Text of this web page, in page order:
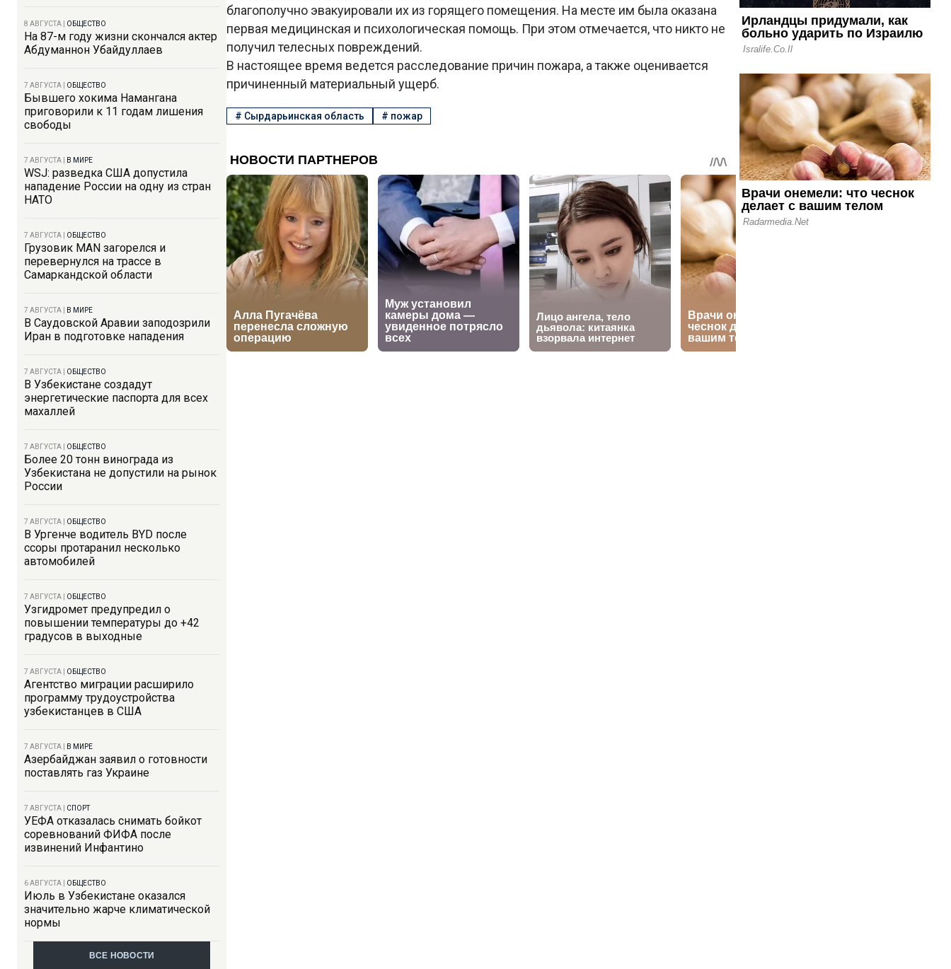
8 АВГУСТА ОБЩЕСТВО
На 87-м году жизни скончался актер
Абдуманнон Убайдуллаев
7 АВГУСТА ОБЩЕСТВО
Бывшего хокима Намангана
приговорили к 11 годам лишения
свободы
7 АВГУСТА В МИРЕ
WSJ: разведка США допустила
нападение России на одну из стран
НАТО
7 АВГУСТА ОБЩЕСТВО
Грузовик MAN загорелся и
перевернулся на трассе в
Самаркандской области
7 АВГУСТА В МИРЕ
В Саудовской Аравии заподозрили
Иран в подготовке нападения
7 АВГУСТА ОБЩЕСТВО
В Узбекистане создадут
энергетические паспорта для всех
махаллей
7 АВГУСТА ОБЩЕСТВО
Более 20 тонн винограда из
Узбекистана не допустили на рынок
России
7 АВГУСТА ОБЩЕСТВО
В Ургенче водитель BYD после
ссоры протаранил несколько
автомобилей
7 АВГУСТА ОБЩЕСТВО
Узгидромет предупредил о
повышении температуры до +42
градусов в выходные
7 АВГУСТА ОБЩЕСТВО
Агентство миграции расширило
программу трудоустройства
узбекистанцев в США
7 АВГУСТА В МИРЕ
Азербайджан заявил о готовности
поставлять газ Украине
7 АВГУСТА СПОРТ
УЕФА отказалась снимать бойкот
соревнований ФИФА после
извинений Инфантино
6 АВГУСТА ОБЩЕСТВО
Июль в Узбекистане оказался
значительно жарче климатической
нормы
ВСЕ НОВОСТИ
благополучно эвакуировали их из горящего помещения. На месте им была оказана
первая медицинская и психологическая помощь. При этом отмечается, что никто не
получил телесных повреждений.
В настоящее время ведется расследование причин пожара, а также оценивается
причиненный материальный ущерб.
# Сырдарьинская область # пожар